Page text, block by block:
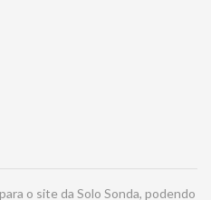
o site da Solo Sonda, podendo